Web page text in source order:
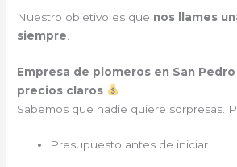
Nuestro objetivo es que nos llames
siempre
Empresa de plomeros en San
precios claros
Sabemos que nadie quiere sorpresas.
Presupuesto antes de iniciar